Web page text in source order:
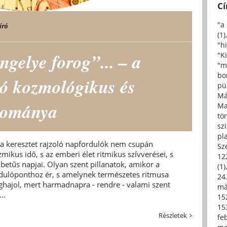
forog”... – a
kozmológikus és
keresztet rajzoló napfordulók nem csupán
idő, s az emberi élet ritmikus szívverései, s
napjai. Olyan szent pillanatok, amikor a
ér, s amelynek természetes ritmusa
mert harmadnapra - rendre - valami szent
Részletek
"a
(1)
(1)